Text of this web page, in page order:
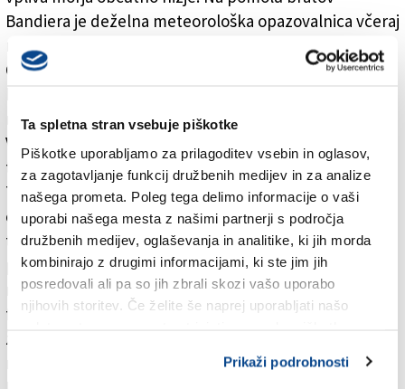
Ta spletna stran vsebuje piškotke
Piškotke uporabljamo za prilagoditev vsebin in oglasov,
za zagotavljanje funkcij družbenih medijev in za analize
našega prometa. Poleg tega delimo informacije o vaši
uporabi našega mesta z našimi partnerji s področja
družbenih medijev, oglaševanja in analitike, ki jih morda
kombinirajo z drugimi informacijami, ki ste jim jih
posredovali ali pa so jih zbrali skozi vašo uporabo
njihovih storitev. Če želite še naprej uporabljati našo
Prikaži podrobnosti
Bandiera je deželna meteorološka opazovalnica včeraj
namerila najnižjo nočno temperaturo 13,7 stopinje
Celzija, najvišjo dnevno pa 22,3 stopinje Celzija in je
manjša od 10 stopinj Celzija.
Velika temperaturna razlika je nastala ob nenadni,
toda pričakovani krepitvi subtropskega anticiklona.
Topel subtropski zrak je najprej zaobjel višje sloje
ozračja, v nižjih pa je čez noč nastal izrazit
temperaturni obrat. V nižinah se je v bistvu včeraj
ponoči še zadrževal zelo hladen arktični zrak, ki je
naše kraje dosegel za ponedeljkovo vremensko
fronto. Čez dan pa je subtropski zrak, s sončnimi
žarki, ki so prebili mrzlo prizemno plast, zaobjel tudi